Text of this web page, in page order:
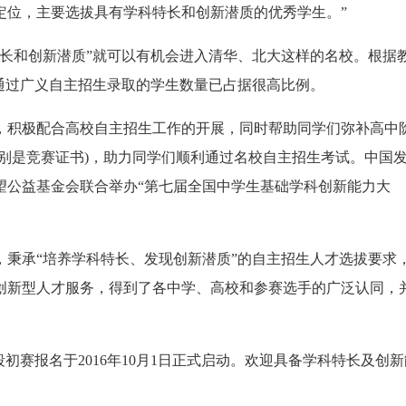
，主要选拔具有学科特长和创新潜质的优秀学生。”
和创新潜质”就可以有机会进入清华、北大这样的名校。根据
广义自主招生录取的学生数量已占据很高比例。
极配合高校自主招生工作的开展，同时帮助同学们弥补高中
是竞赛证书)，助力同学们顺利通过名校自主招生考试。中国
益基金会联合举办“第七届全国中学生基础学科创新能力大
承“培养学科特长、发现创新潜质”的自主招生人才选拔要求，
型人才服务，得到了各中学、高校和参赛选手的广泛认同，
赛报名于2016年10月1日正式启动。欢迎具备学科特长及创